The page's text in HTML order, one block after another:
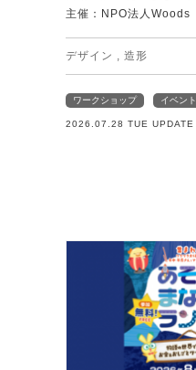
主催：NPO法人Woods
デザイン 造形
ワークショップ イベント
2026.07.28 TUE UPDATE